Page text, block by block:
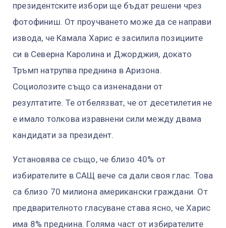
президентските избори ще бъдат решени чрез
фотофиниш. От проучването може да се направи
извода, че Камала Харис е засилила позициите
си в Северна Каролина и Джорджия, докато
Тръмп натрупва преднина в Аризона.
Социолозите също са изненадани от
резултатите. Те отбелязват, че от десетилетия не
е имало толкова изравнени сили между двама
кандидати за президент.
Установява се също, че близо 40% от
избирателите в САЩ вече са дали своя глас. Това
са близо 70 милиона американски граждани. От
предварителното гласуване става ясно, че Харис
има 8% преднина. Голяма част от избирателите